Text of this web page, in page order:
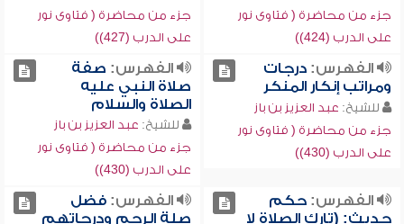
جزء من محاضرة ( فتاوى نور
على الدرب (424))
جزء من محاضرة ( فتاوى نور
على الدرب (427))
الفهرس:درجات
ومراتب إنكار المنكر
للشيخ: عبد العزيز بن باز
جزء من محاضرة ( فتاوى نور
على الدرب (430))
الفهرس: صفة
صلاة النبي عليه
الصلاة والسلام
للشيخ: عبد العزيز بن باز
جزء من محاضرة ( فتاوى نور
على الدرب (430))
الفهرس:حكم
حديث: (تارك الصلاة لا
الفهرس:فضل
صلة الرحم ودرجاتهم